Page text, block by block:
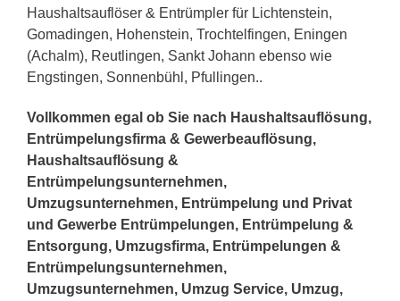
Haushaltsauflöser & Entrümpler für Lichtenstein,
Gomadingen, Hohenstein, Trochtelfingen, Eningen
(Achalm), Reutlingen, Sankt Johann ebenso wie
Engstingen, Sonnenbühl, Pfullingen..
Vollkommen egal ob Sie nach Haushaltsauflösung,
Entrümpelungsfirma & Gewerbeauflösung,
Haushaltsauflösung &
Entrümpelungsunternehmen,
Umzugsunternehmen, Entrümpelung und Privat
und Gewerbe Entrümpelungen, Entrümpelung &
Entsorgung, Umzugsfirma, Entrümpelungen &
Entrümpelungsunternehmen,
Umzugsunternehmen, Umzug Service, Umzug,